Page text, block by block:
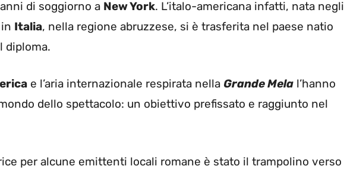
di soggiorno a New York. L’italo-americana infatti, nata negli
Italia, nella regione abruzzese, si è trasferita nel paese natio
diploma.
e l’aria internazionale respirata nella Grande Mela l’hanno
dello spettacolo: un obiettivo prefissato e raggiunto nel
per alcune emittenti locali romane è stato il trampolino verso